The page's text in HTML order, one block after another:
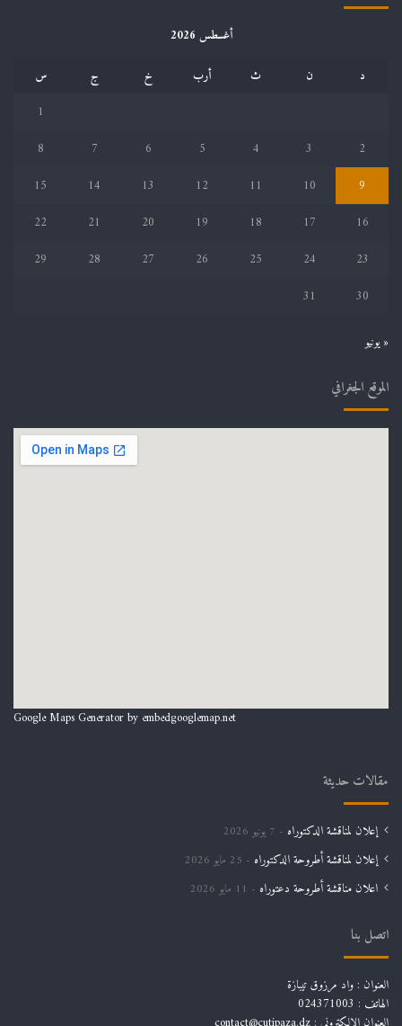
أغسطس 2026
د
ن ث أرب خ ج
س
1
2
3
4
5
6
7
8
9
10
11
12
13
14
15
16
17
18
19
20
21
22
23
24
25
26
27
28
29
30
31
« يونيو
الموقع الجغرافي
Google Maps Generator by embedgooglemap.net
مقالات حديثة
إعلان لمناقشة الدكتوراه 7 يونيو 2026
إعلان لمناقشة أطروحة الدكتوراه 25 مايو 2026
اعلان مناقشة أطروحة دعتوراه 11 مايو 2026
اتصل بنا
العنوان : واد مرزوق تيبازة
الهاتف : 024371003